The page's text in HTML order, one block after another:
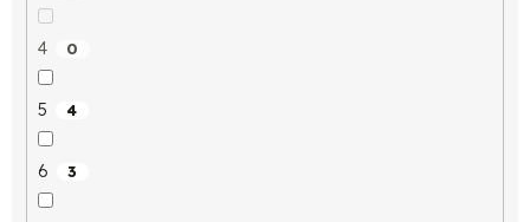
4 0
5 4
6 3